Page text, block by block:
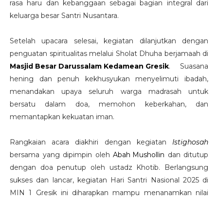
rasa haru dan kebanggaan sebagai bagian integral dari
keluarga besar Santri Nusantara.
Setelah upacara selesai, kegiatan dilanjutkan dengan
penguatan spiritualitas melalui Sholat Dhuha berjamaah di
Masjid Besar Darussalam Kedamean Gresik. Suasana
hening dan penuh kekhusyukan menyelimuti ibadah,
menandakan upaya seluruh warga madrasah untuk
bersatu dalam doa, memohon keberkahan, dan
memantapkan kekuatan iman.
Rangkaian acara diakhiri dengan kegiatan Istighosah
bersama yang dipimpin oleh Abah Mushollin dan ditutup
dengan doa penutup oleh ustadz Khotib. Berlangsung
sukses dan lancar, kegiatan Hari Santri Nasional 2025 di
MIN 1 Gresik ini diharapkan mampu menanamkan nilai